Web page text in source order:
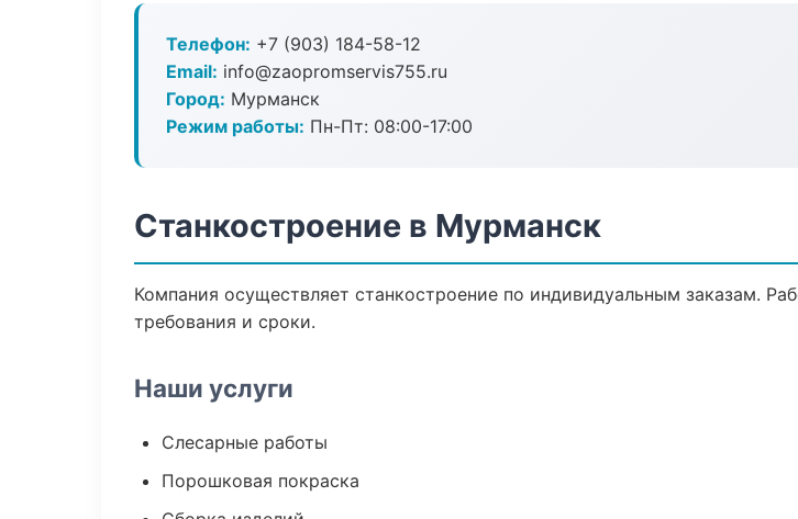
Телефон: +7 (903) 184-58-12
Email: info@zaopromservis755.ru
Город: Мурманск
Режим работы: Пн-Пт: 08:00-17:00
Станкостроение в Мурманск
Компания осуществляет станкостроение по индивидуальным заказам.
требования и сроки.
Наши услуги
Слесарные работы
Порошковая покраска